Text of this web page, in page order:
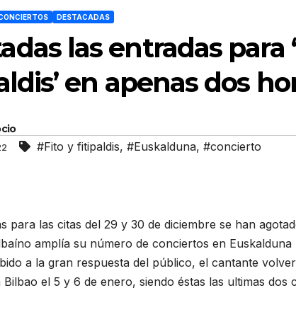
DESTACADAS
las entradas para
en apenas dos
#Fito y fitipaldis, #Euskalduna, #concierto
para las citas del 29 y 30 de diciembre se han
amplía su número de conciertos en
a la gran respuesta del público, el cantante
Bilbao el 5 y 6 de enero, siendo éstas las ultimas